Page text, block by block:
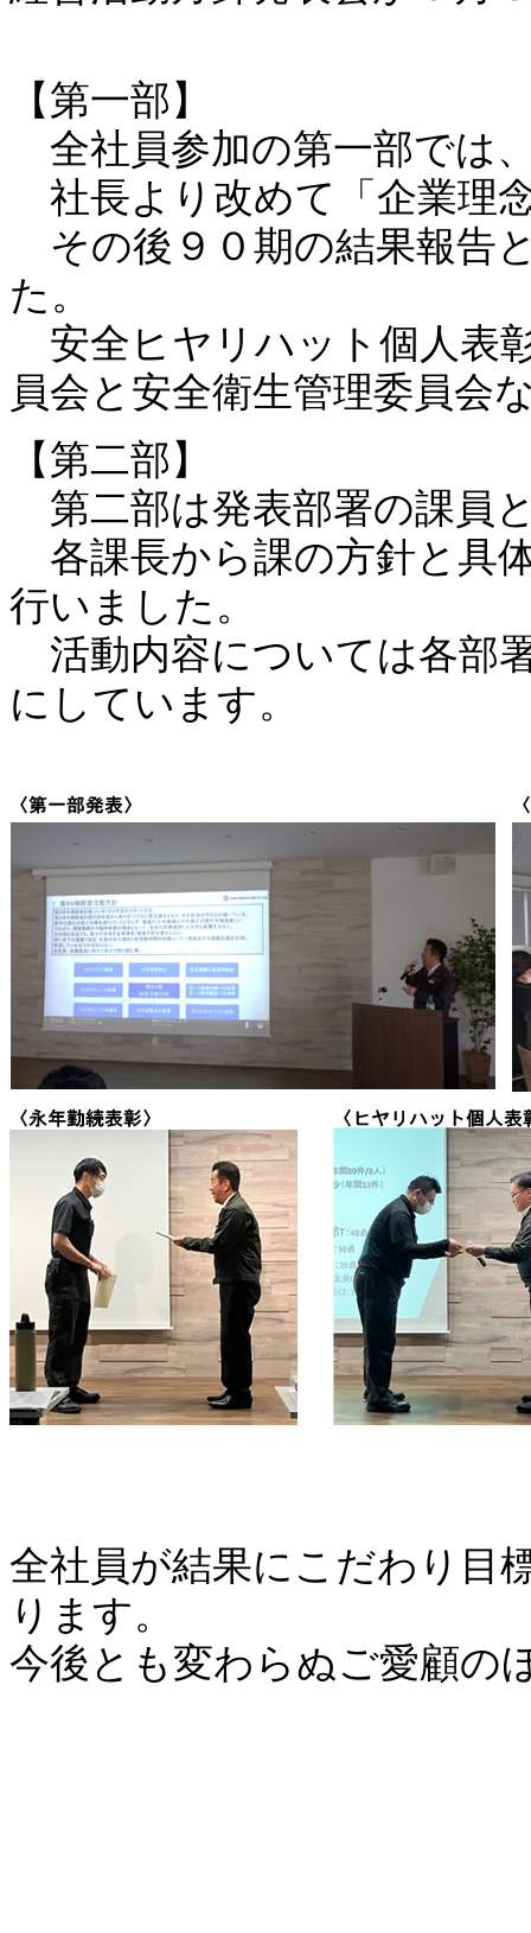
【第一部】
全社員参加の第一部では
社長より改めて「企業理
その後９０期の結果報告
た。
安全ヒヤリハット個人表
員会と安全衛生管理委員会
【第二部】
第二部は発表部署の課員
各課長から課の方針と具
行いました。
活動内容については各部
にしています。
全社員が結果にこだわり目
ります。
今後とも変わらぬご愛顧の